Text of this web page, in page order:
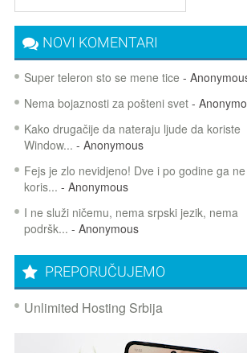
NOVI KOMENTARI
Super teleron sto se mene tice -
Nema bojaznosti za pošteni svet-
Kako drugačije da nateraju ljude da koriste
Window... - Anonymous
Fejs je zlo nevidjeno! Dve i po godine ga ne
koris... - Anonymous
I ne služi ničemu, nema srpski jezik, nema
podršk... - Anonymous
PREPORUČUJEMO
Unlimited Hosting Srbija